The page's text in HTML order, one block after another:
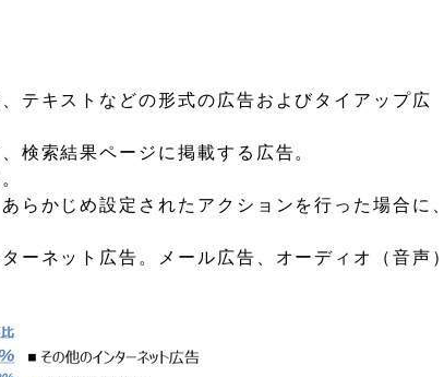
テキストなどの形式の広告およびタイアップ広
検索結果ページに掲載する広告。
らかじめ設定されたアクションを行った場合に、
ーネット広告。メール広告、オーディオ（音声）